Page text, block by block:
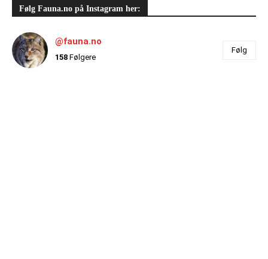
Følg Fauna.no på Instagram her:
@fauna.no
158 Følgere
Følg